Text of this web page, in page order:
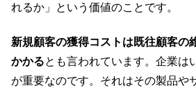
れるか」という価値のことです。
新規顧客の獲得コストは既往顧客の
かかるとも言われています。企業は
が重要なのです。それはその製品や